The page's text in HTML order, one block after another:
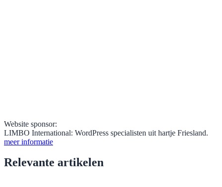
Website sponsor:
LIMBO International: WordPress specialisten uit hartje Friesland.
meer informatie
Relevante artikelen